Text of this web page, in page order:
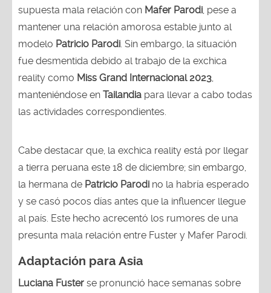
supuesta mala relación con Mafer Parodi , pese a
mantener una relación amorosa estable junto al
modelo Patricio Parodi . Sin embargo, la situación
fue desmentida debido al trabajo de la exchica
reality como Miss Grand Internacional 2023
manteniéndose en Tailandia para llevar a cabo todas
las actividades correspondientes.
Cabe destacar que, la exchica reality está por llegar
a tierra peruana este 18 de diciembre; sin embargo,
la hermana de Patricio Parodi no la habría esperado
y se casó pocos días antes que la influencer llegue
al país. Este hecho acrecentó los rumores de una
presunta mala relación entre Fuster y Mafer Parodi.
Adaptación para Asia
Luciana Fuster se pronunció hace semanas sobre